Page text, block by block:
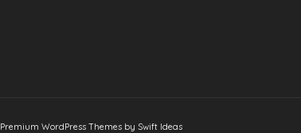
Premium WordPress Themes by Swift Ideas